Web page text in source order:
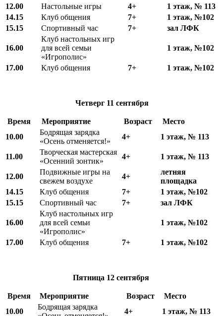
12.00
Настольные игры 4+
1 этаж, № 113
14.15 Клуб общения 7+
1 этаж, №102
15.15
Спортивный час 7+ зал ЛФК
16.00
Клуб настольных игр
для всей семьи
«Игрополис»
1 этаж, №102
17.00 Клуб общения 7+ 1 этаж, №102
Четверг 11 сентября
Время Мероприятие Возраст
Место
10.00
Бодрящая зарядка
«Осень отменяется!»
4+ 1 этаж, № 113
11.00
Творческая мастерская
«Осенний зонтик»
4+ 1 этаж, № 113
12.00
Подвижные игры на
свежем воздухе
4+
летняя
площадка
14.15
Клуб общения 7+
1 этаж, №102
15.15
Спортивный час 7+ зал ЛФК
16.00
Клуб настольных игр
для всей семьи
«Игрополис»
1 этаж, №102
17.00 Клуб общения 7+ 1 этаж, №102
Пятница 12 сентября
Время Мероприятие Возраст
Место
10.00
Бодрящая зарядка
4+ 1 этаж, № 113